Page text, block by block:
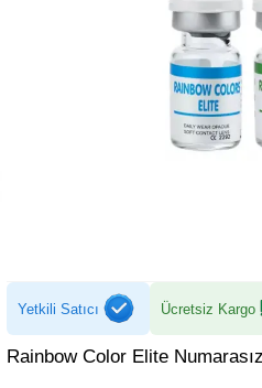
Yetkili Satıcı Ücretsiz Kargo
Rainbow Color Elite Numarasız